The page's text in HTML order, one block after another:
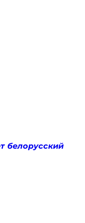
белорусский